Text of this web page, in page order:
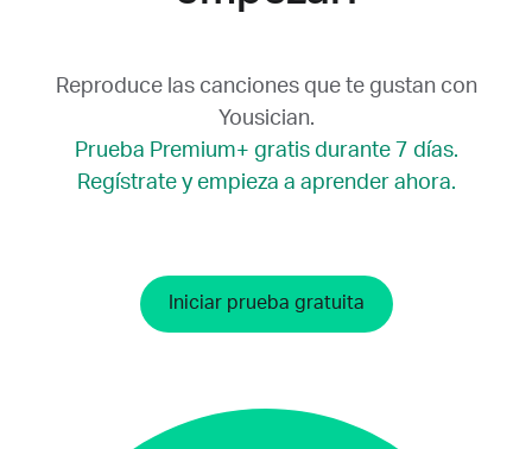
Reproduce las canciones que te gustan con
Yousician.
Prueba Premium+ gratis durante 7 días.
Regístrate y empieza a aprender ahora.
Iniciar prueba gratuita